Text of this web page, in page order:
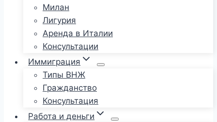
Милан
Лигурия
Аренда в Италии
Консультации
Иммиграция
Типы ВНЖ
Гражданство
Консультация
Работа и деньги